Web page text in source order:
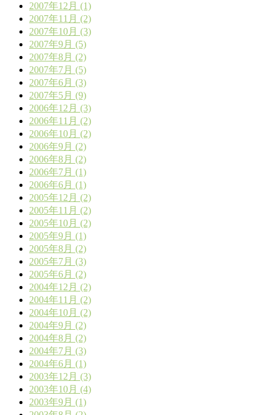
2007年12月 (1)
2007年11月 (2)
2007年10月 (3)
2007年9月 (5)
2007年8月 (2)
2007年7月 (5)
2007年6月 (3)
2007年5月 (9)
2006年12月 (3)
2006年11月 (2)
2006年10月 (2)
2006年9月 (2)
2006年8月 (2)
2006年7月 (1)
2006年6月 (1)
2005年12月 (2)
2005年11月 (2)
2005年10月 (2)
2005年9月 (1)
2005年8月 (2)
2005年7月 (3)
2005年6月 (2)
2004年12月 (2)
2004年11月 (2)
2004年10月 (2)
2004年9月 (2)
2004年8月 (2)
2004年7月 (3)
2004年6月 (1)
2003年12月 (3)
2003年10月 (4)
2003年9月 (1)